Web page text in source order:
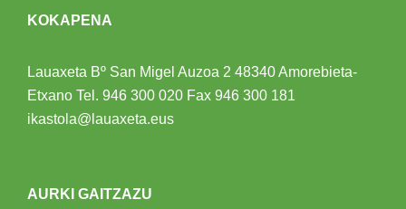
KOKAPENA
Lauaxeta Bº San Migel Auzoa 2 48340 Amorebieta-
Etxano Tel. 946 300 020 Fax 946 300 181
ikastola@lauaxeta.eus
AURKI GAITZAZU